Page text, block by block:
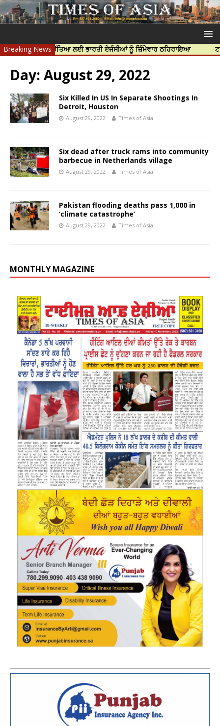
Breaking News
ਨਿੱਝਰ ਦੀ ਹੱਤਿਆ ਲਈ ਭਾਰਤੀ ਏਜੰਸੀਆਂ ਨੂੰ ਜ਼ਿੰਮੇਵਾਰ ਠਹਿਰਾਇਆ ਟਰੱਸਟਡ
Day: August 29, 2022
Six Killed In US In Separate Shootings In
Detroit, Houston
August 29, 2022 Times of Asia
Six dead after truck rams into community
barbecue in Netherlands village
August 29, 2022 Times of Asia
Pakistan flooding deaths pass 1,000 in
‘climate catastrophe’
August 29, 2022 Times of Asia
MONTHLY MAGAZINE